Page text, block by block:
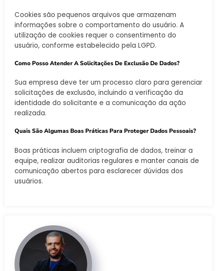
Cookies são pequenos arquivos que armazenam
informações sobre o comportamento do usuário. A
utilização de cookies requer o consentimento do
usuário, conforme estabelecido pela LGPD.
Como Posso Atender A Solicitações De Exclusão De Dados?
Sua empresa deve ter um processo claro para gerenciar
solicitações de exclusão, incluindo a verificação da
identidade do solicitante e a comunicação da ação
realizada.
Quais São Algumas Boas Práticas Para Proteger Dados Pessoais?
Boas práticas incluem criptografia de dados, treinar a
equipe, realizar auditorias regulares e manter canais de
comunicação abertos para esclarecer dúvidas dos
usuários.